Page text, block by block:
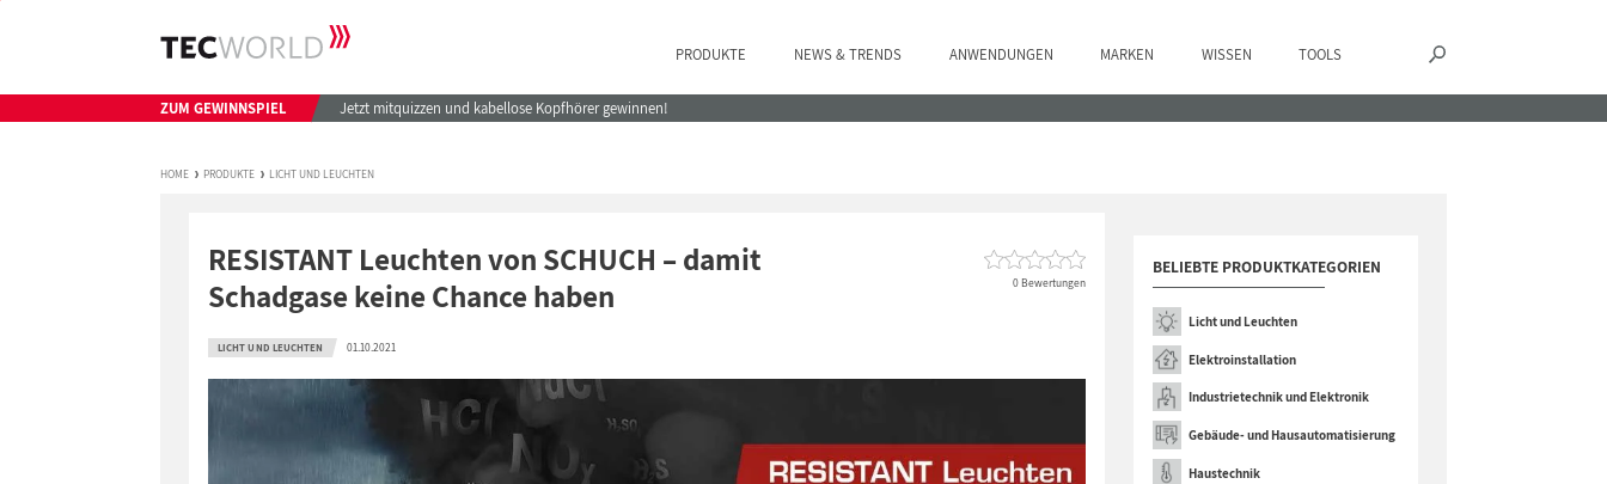
PRODUKTE NEWS & TRENDS ANWENDUNGEN MARKEN WISSEN TOOLS
ZUM GEWINNSPIEL Jetzt mitquizzen und kabellose Kopfhörer gewinnen!
HOME PRODUKTE LICHT UND LEUCHTEN
0 Bewertungen
RESISTANT Leuchten von SCHUCH – damit
Schadgase keine Chance haben
LICHT UND LEUCHTEN 01.10.2021
BELIEBTE PRODUKTKATEGORIEN
Licht und Leuchten
Elektroinstallation
Industrietechnik und Elektronik
Gebäude- und Hausautomatisierung
Haustechnik